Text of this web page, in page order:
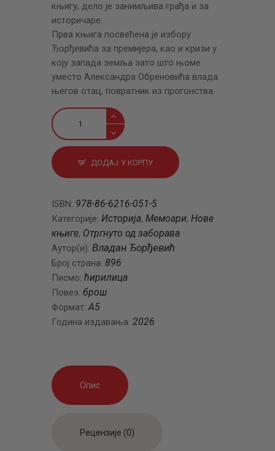
књигу, дело је занимљива грађа и за
историчаре.
Прва књига посвећена је избору
Ђорђевића за премијера, као и кризи у
коју запада земља зато што њоме
уместо Александра Обреновића влада
његов отац, повратник из прогонства.
Крај
једне
династије
(књига
прва)
ДОДАЈ У КОРПУ
ISBN: 978-86-6216-051-5
Категорије: Историја, Мемоари, Нове
књиге, Отргнуто од заборава
Аутор(и): Владан Ђорђевић
Број страна: 896
Писмо: ћирилица
Повез: брош
Формат:А5
Година издавања: 2026
Опис
Рецензије (0)